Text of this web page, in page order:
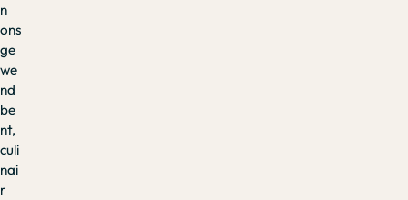
n
ons
ge
we
nd
be
nt,
culi
nai
r